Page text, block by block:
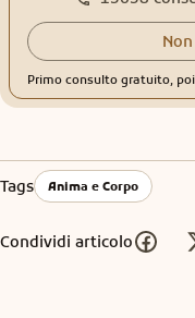
Primo consulto gratuito,
Tags Anima e Corpo
Condividi articolo